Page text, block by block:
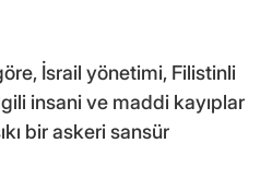
İsrail yönetimi, Filistinli
insani ve maddi kayıplar
bir askeri sansür